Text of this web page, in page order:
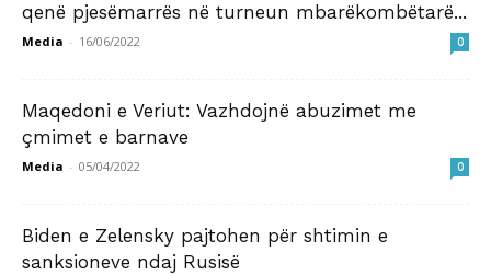
qenë pjesëmarrës në turneun mbarëkombëtarë...
Media - 16/06/2022 0
Maqedoni e Veriut: Vazhdojnë abuzimet me
çmimet e barnave
Media - 05/04/2022 0
Biden e Zelensky pajtohen për shtimin e
sanksioneve ndaj Rusisë